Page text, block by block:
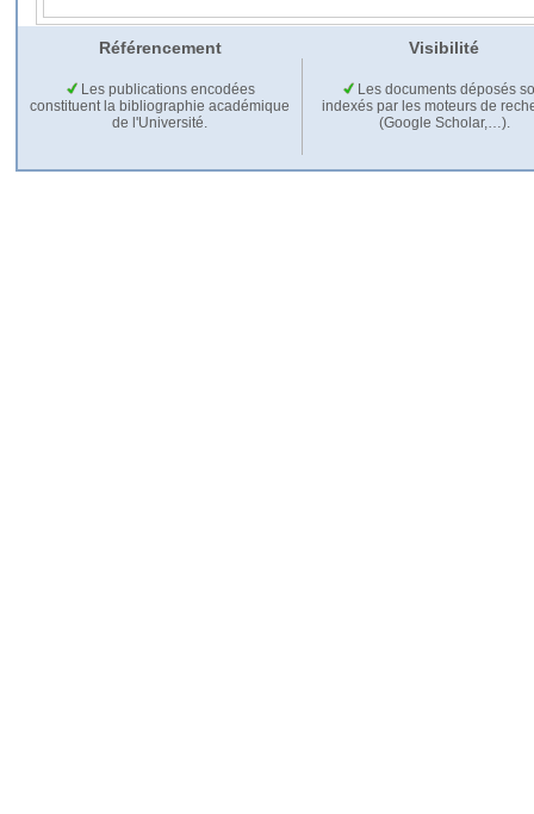
Référencement Visibilité
Les publications encodées
constituent la bibliographie académique
de l'Université.
Les documents déposés
indexés par les moteurs de
(Google Scholar,…).